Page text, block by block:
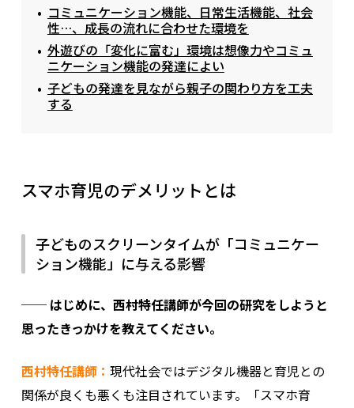
コミュニケーション機能、日常生活機能、社会
性…、成長の流れに合わせた環境を
外遊びの「変化に富む」環境は想像力やコミュ
ニケーション機能の発達によい
子どもの発達を見ながら親子の関わり方を工夫
する
スマホ育児のデメリットとは
子どものスクリーンタイムが「コミュニケー
ション機能」に与える影響
── はじめに、西村特任講師が今回の研究をしようと
思ったきっかけを教えてください。
西村特任講師： 現代社会ではデジタル機器と育児との
関係が良くも悪くも注目されています。「スマホ育